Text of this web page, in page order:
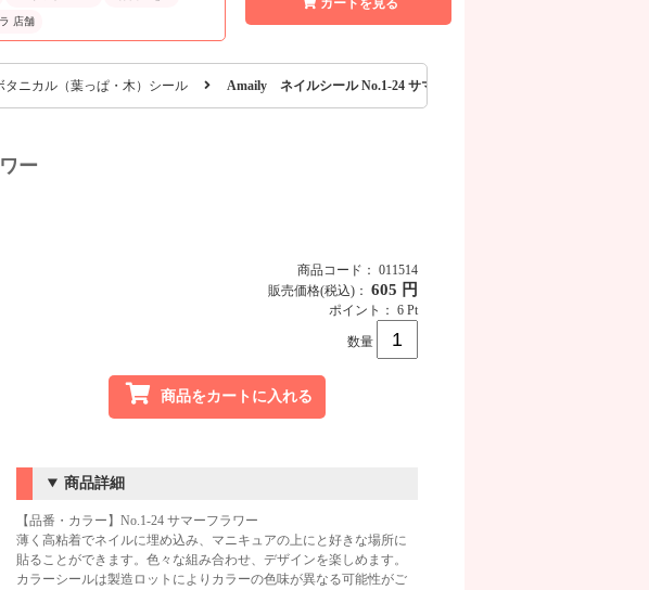
店舗
カートを見る
タニカル（葉っぱ・木）シール Amaily ネイルシール No.1-24 サマーフラワー
ー
商品コード： 011514
販売価格(税込)： 605 円
ポイント： 6 Pt
数量
商品をカートに入れる
商品詳細
【品番・カラー】No.1-24 サマーフラワー
薄く高粘着でネイルに埋め込み、マニキュアの上にと好きな場所に
貼ることができます。色々な組み合わせ、デザインを楽しめます。
カラーシールは製造ロットによりカラーの色味が異なる可能性がご